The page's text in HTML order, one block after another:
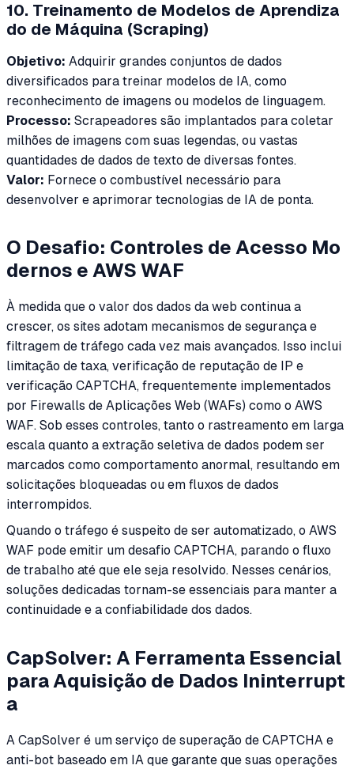
10. Treinamento de Modelos de Aprendiza
do de Máquina (Scraping)
Objetivo: Adquirir grandes conjuntos de dados
diversificados para treinar modelos de IA, como
reconhecimento de imagens ou modelos de linguagem.
Processo: Scrapeadores são implantados para coletar
milhões de imagens com suas legendas, ou vastas
quantidades de dados de texto de diversas fontes.
Valor: Fornece o combustível necessário para
desenvolver e aprimorar tecnologias de IA de ponta.
O Desafio: Controles de Acesso Mo
dernos e AWS WAF
À medida que o valor dos dados da web continua a
crescer, os sites adotam mecanismos de segurança e
filtragem de tráfego cada vez mais avançados. Isso inclui
limitação de taxa, verificação de reputação de IP e
verificação CAPTCHA, frequentemente implementados
por Firewalls de Aplicações Web (WAFs) como o AWS
WAF. Sob esses controles, tanto o rastreamento em larga
escala quanto a extração seletiva de dados podem ser
marcados como comportamento anormal, resultando em
solicitações bloqueadas ou em fluxos de dados
interrompidos.
Quando o tráfego é suspeito de ser automatizado, o AWS
WAF pode emitir um desafio CAPTCHA, parando o fluxo
de trabalho até que ele seja resolvido. Nesses cenários,
soluções dedicadas tornam-se essenciais para manter a
continuidade e a confiabilidade dos dados.
CapSolver: A Ferramenta Essencial
para Aquisição de Dados Ininterrupt
a
A CapSolver é um serviço de superação de CAPTCHA e
anti-bot baseado em IA que garante que suas operações